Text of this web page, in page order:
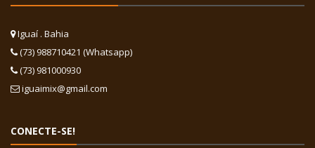
Iguaí . Bahia
(73) 988710421 (Whatsapp)
(73) 981000930
iguaimix@gmail.com
CONECTE-SE!